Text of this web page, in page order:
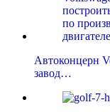
Автоконцерн
завод…